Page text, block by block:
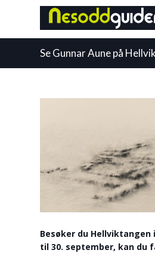
Se Gunnar Aune på
Besøker du Hellviktangen
til 30. september, kan du